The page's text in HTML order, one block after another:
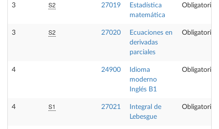
3 S2 27019
Estadística
matemática
Obligatoria
3 S2 27020
Ecuaciones en
derivadas
parciales
Obligatoria
4 24900
Idioma
moderno
Inglés B1
Obligatoria
4 S1 27021
Integral de
Lebesgue
Obligatoria